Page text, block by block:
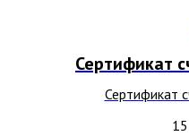
Сертификат
Сертификат